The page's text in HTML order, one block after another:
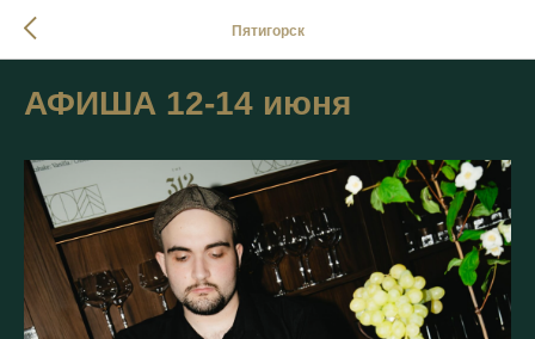
Пятигорск
АФИША 12-14 июня